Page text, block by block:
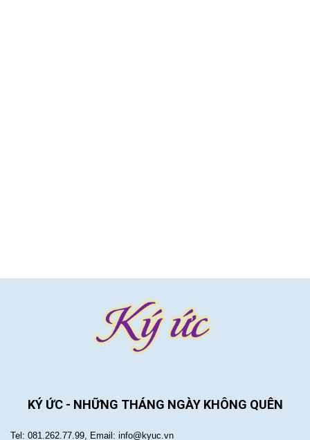
KÝ ỨC - NHỮNG THÁNG NGÀY KHÔNG QUÊN
Tel: 081.262.77.99, Email: info@kyuc.vn